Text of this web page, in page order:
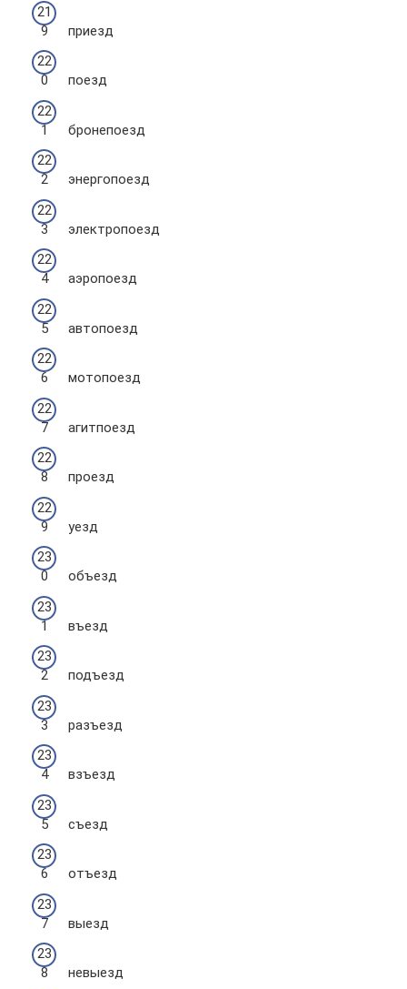
приезд
поезд
бронепоезд
энергопоезд
электропоезд
аэропоезд
автопоезд
мотопоезд
агитпоезд
проезд
уезд
объезд
въезд
подъезд
разъезд
взъезд
съезд
отъезд
выезд
невыезд